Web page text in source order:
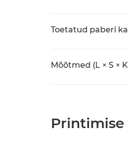
Toetatud paberi
Mõõtmed (L × S ×